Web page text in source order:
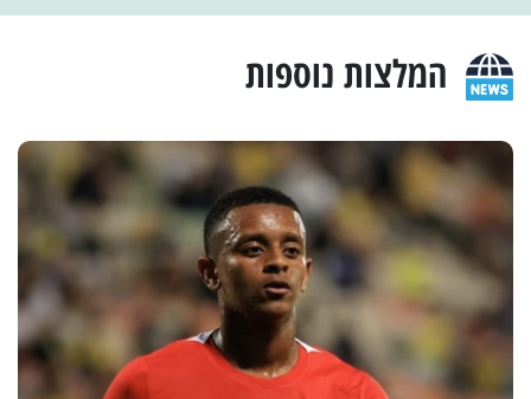
המלצות נוספות